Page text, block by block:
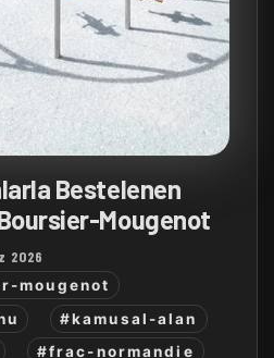
Bestelenen
Mougenot
2026
mougenot
#kamusal-alan
#frac-normandie